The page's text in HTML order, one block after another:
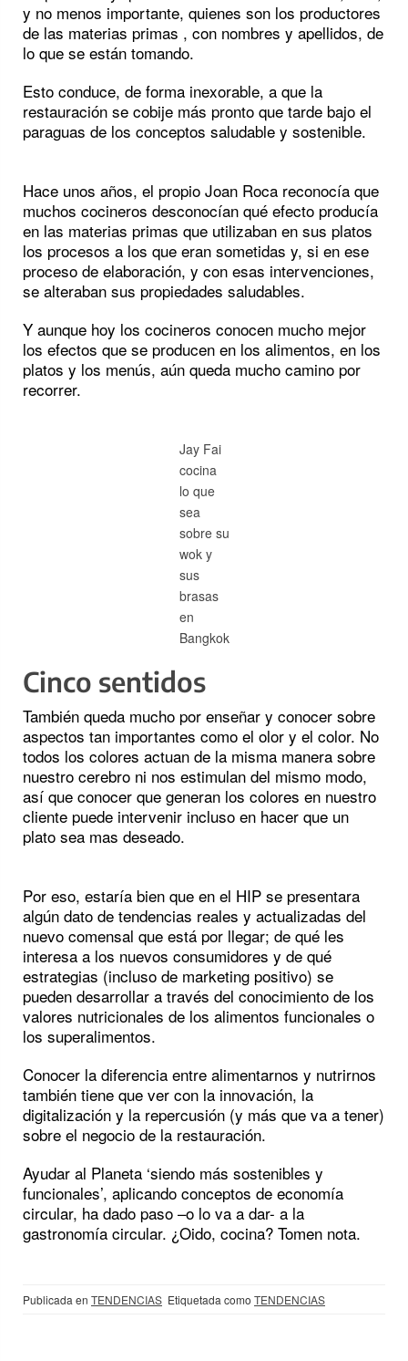
y no menos importante, quienes son los productores
de las materias primas , con nombres y apellidos, de
lo que se están tomando.
Esto conduce, de forma inexorable, a que la
restauración se cobije más pronto que tarde bajo el
paraguas de los conceptos saludable y sostenible.
Hace unos años, el propio Joan Roca reconocía que
muchos cocineros desconocían qué efecto producía
en las materias primas que utilizaban en sus platos
los procesos a los que eran sometidas y, si en ese
proceso de elaboración, y con esas intervenciones,
se alteraban sus propiedades saludables.
Y aunque hoy los cocineros conocen mucho mejor
los efectos que se producen en los alimentos, en los
platos y los menús, aún queda mucho camino por
recorrer.
Jay Fai
cocina
lo que
sea
sobre su
wok y
sus
brasas
en
Bangkok
Cinco sentidos
También queda mucho por enseñar y conocer sobre
aspectos tan importantes como el olor y el color. No
todos los colores actuan de la misma manera sobre
nuestro cerebro ni nos estimulan del mismo modo,
así que conocer que generan los colores en nuestro
cliente puede intervenir incluso en hacer que un
plato sea mas deseado.
Por eso, estaría bien que en el HIP se presentara
algún dato de tendencias reales y actualizadas del
nuevo comensal que está por llegar; de qué les
interesa a los nuevos consumidores y de qué
estrategias (incluso de marketing positivo) se
pueden desarrollar a través del conocimiento de los
valores nutricionales de los alimentos funcionales o
los superalimentos.
Conocer la diferencia entre alimentarnos y nutrirnos
también tiene que ver con la innovación, la
digitalización y la repercusión (y más que va a tener)
sobre el negocio de la restauración.
Ayudar al Planeta ‘siendo más sostenibles y
funcionales’, aplicando conceptos de economía
circular, ha dado paso –o lo va a dar- a la
gastronomía circular. ¿Oido, cocina? Tomen nota.
Publicada en TENDENCIAS Etiquetada como TENDENCIAS